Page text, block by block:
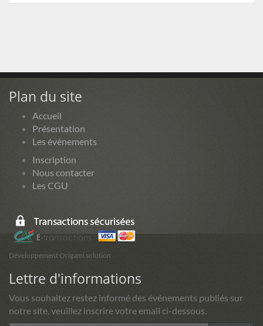
Plan du site
Accueil
Présentation
Les événements
Inscription
Nous contacter
Les CGU
Développement Origami solution
Lettre d'informations
Vous souhaitez restez informé des événements publiés sur
notre site, veuillez inscrire votre email ci-dessous.